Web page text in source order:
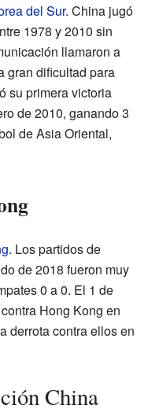
del Sur. China jugó
1978 y 2010 sin
llamaron a
gran dificultad para
su primera victoria
de 2010, ganando 3
de Asia Oriental,
. Los partidos de
de 2018 fueron muy
0 a 0. El 1 de
Hong Kong en
derrota contra ellos en
China